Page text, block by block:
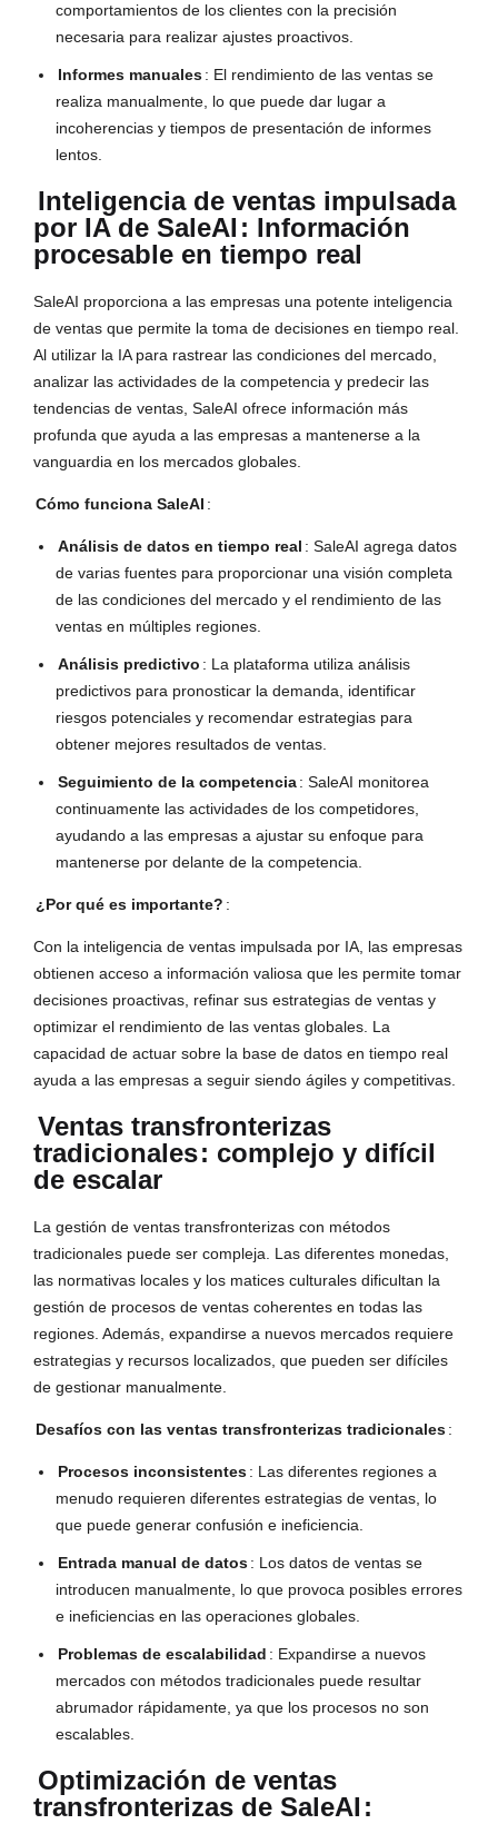
comportamientos de los clientes con la precisión
necesaria para realizar ajustes proactivos.
Informes manuales: El rendimiento de las ventas se
realiza manualmente, lo que puede dar lugar a
incoherencias y tiempos de presentación de informes
lentos.
Inteligencia de ventas impulsada
por IA de SaleAI : Información
procesable en tiempo real
SaleAI proporciona a las empresas una potente inteligencia
de ventas que permite la toma de decisiones en tiempo real.
Al utilizar la IA para rastrear las condiciones del mercado,
analizar las actividades de la competencia y predecir las
tendencias de ventas, SaleAI ofrece información más
profunda que ayuda a las empresas a mantenerse a la
vanguardia en los mercados globales.
Cómo funciona SaleAI :
Análisis de datos en tiempo real : SaleAI agrega datos
de varias fuentes para proporcionar una visión completa
de las condiciones del mercado y el rendimiento de las
ventas en múltiples regiones.
Análisis predictivo : La plataforma utiliza análisis
predictivos para pronosticar la demanda, identificar
riesgos potenciales y recomendar estrategias para
obtener mejores resultados de ventas.
Seguimiento de la competencia: SaleAI monitorea
continuamente las actividades de los competidores,
ayudando a las empresas a ajustar su enfoque para
mantenerse por delante de la competencia.
¿Por qué es importante? :
Con la inteligencia de ventas impulsada por IA, las empresas
obtienen acceso a información valiosa que les permite tomar
decisiones proactivas, refinar sus estrategias de ventas y
optimizar el rendimiento de las ventas globales. La
capacidad de actuar sobre la base de datos en tiempo real
ayuda a las empresas a seguir siendo ágiles y competitivas.
Ventas transfronterizas
tradicionales: complejo y difícil
de escalar
La gestión de ventas transfronterizas con métodos
tradicionales puede ser compleja. Las diferentes monedas,
las normativas locales y los matices culturales dificultan la
gestión de procesos de ventas coherentes en todas las
regiones. Además, expandirse a nuevos mercados requiere
estrategias y recursos localizados, que pueden ser difíciles
de gestionar manualmente.
Desafíos con las ventas transfronterizas tradicionales:
Procesos inconsistentes: Las diferentes regiones a
menudo requieren diferentes estrategias de ventas, lo
que puede generar confusión e ineficiencia.
Entrada manual de datos: Los datos de ventas se
introducen manualmente, lo que provoca posibles errores
e ineficiencias en las operaciones globales.
Problemas de escalabilidad : Expandirse a nuevos
mercados con métodos tradicionales puede resultar
abrumador rápidamente, ya que los procesos no son
escalables.
Optimización de ventas
transfronterizas de SaleAI :